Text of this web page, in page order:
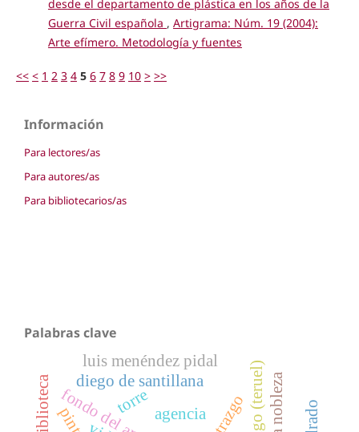
desde el departamento de plástica en los años de la
Guerra Civil española , Artigrama: Núm. 19 (2004):
Arte efímero. Metodología y fuentes
<< < 1 2 3 4 5 6 7 8 9 10 > >>
Información
Para lectores/as
Para autores/as
Para bibliotecarios/as
Palabras clave
torre baja nobleza
agencia
diego de santillana
luis menéndez pidal